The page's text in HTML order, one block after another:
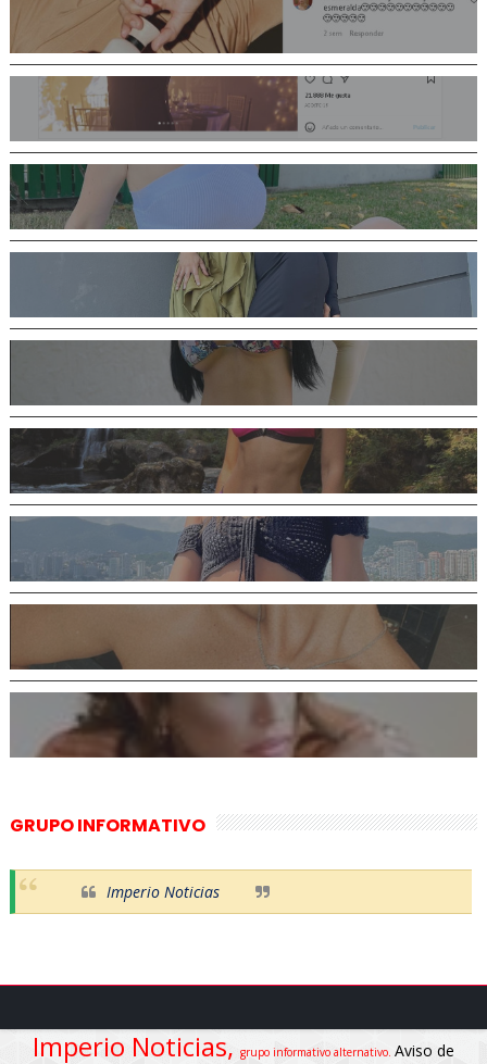
GRUPO INFORMATIVO
Imperio Noticias
Imperio Noticias, grupo informativo alternativo. Aviso de